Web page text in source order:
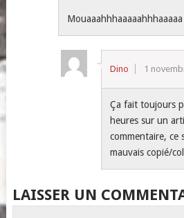
Dino 1
Ça fait toujours
heures sur un
commentaire, ce
mauvais copié/
LAISSER UN